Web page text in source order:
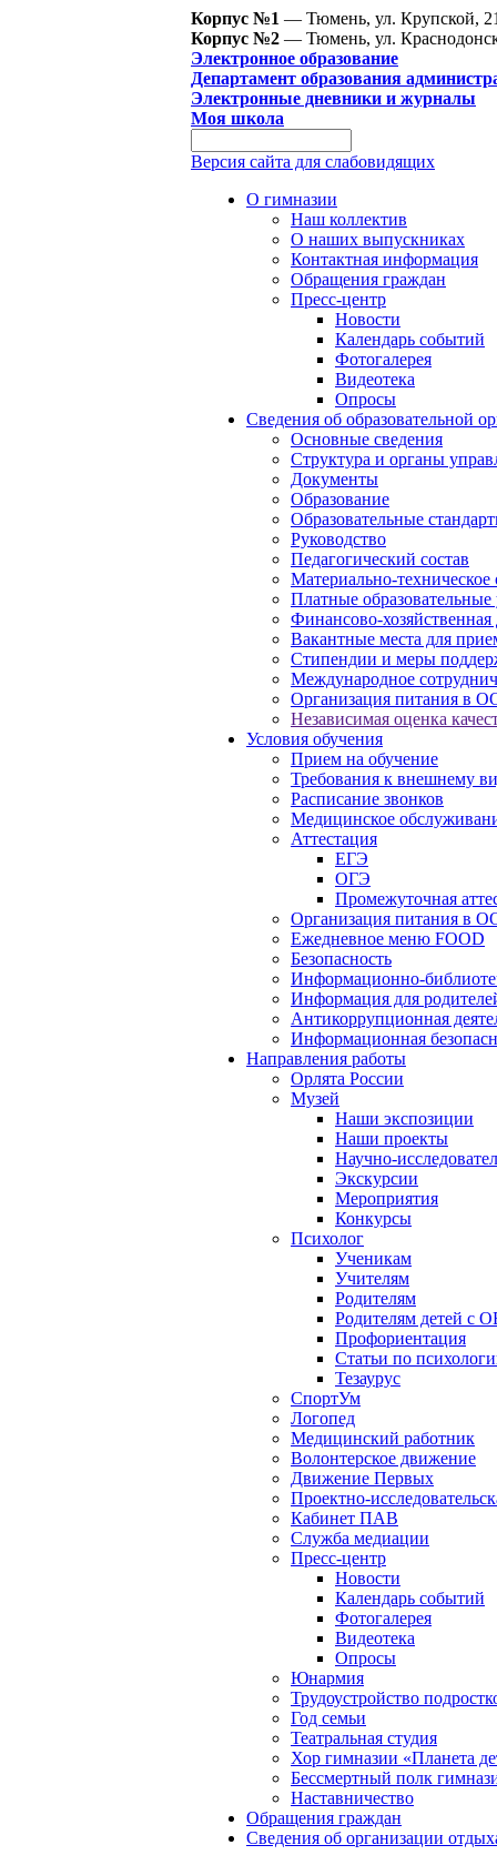
Корпус №1 — Тюмень, ул. Крупской,
Корпус №2 — Тюмень, ул.
Электронное образование
Департамент образования
Электронные дневники и журналы
Моя школа
Версия сайта для слабовидящих
О гимназии
Наш коллектив
О наших выпускниках
Контактная информация
Обращения граждан
Пресс-центр
Новости
Календарь событий
Фотогалерея
Видеотека
Опросы
Сведения об образовательной
Основные сведения
Структура и органы
Документы
Образование
Образовательные
Руководство
Педагогический состав
Материально-техническое
Платные образовательные
Финансово-хозяйственная
Вакантные места для
Стипендии и меры
Международное
Организация питания в
Независимая оценка
Условия обучения
Прием на обучение
Требования к внешнему
Расписание звонков
Медицинское
Аттестация
ЕГЭ
ОГЭ
Промежуточная
Организация питания в
Ежедневное меню FOOD
Безопасность
Информационно-
Информация для
Антикоррупционная
Информационная
Направления работы
Орлята России
Музей
Наши экспозиции
Наши проекты
Научно-
Экскурсии
Мероприятия
Конкурсы
Психолог
Ученикам
Учителям
Родителям
Родителям детей с
Профориентация
Статьи по
Тезаурус
СпортУм
Логопед
Медицинский работник
Волонтерское движение
Движение Первых
Проектно-
Кабинет ПАВ
Служба медиации
Пресс-центр
Новости
Календарь событий
Фотогалерея
Видеотека
Опросы
Юнармия
Трудоустройство
Год семьи
Театральная студия
Хор гимназии «Планета
Бессмертный полк
Наставничество
Обращения граждан
Сведения об организации